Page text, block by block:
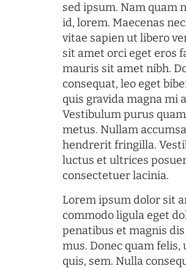
sed ipsum. Nam quam
id, lorem. Maecenas
vitae sapien ut libero
sit amet orci eget eros
mauris sit amet nibh.
consequat, leo eget
quis gravida magna mi
Vestibulum purus
metus. Nullam
hendrerit fringilla.
luctus et ultrices
consectetuer lacinia.
Lorem ipsum dolor sit
commodo ligula eget
penatibus et magnis
mus. Donec quam
quis, sem. Nulla